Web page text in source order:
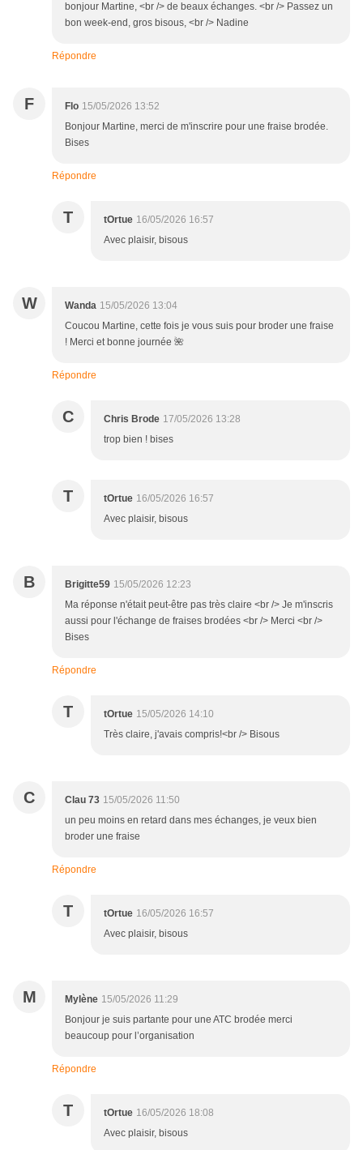
bonjour Martine, <br /> de beaux échanges. <br /> Passez un
bon week-end, gros bisous, <br /> Nadine
Répondre
F Flo 15/05/2026 13:52
Bonjour Martine, merci de m'inscrire pour une fraise brodée.
Bises
Répondre
T tOrtue 16/05/2026 16:57
Avec plaisir, bisous
W Wanda 15/05/2026 13:04
Coucou Martine, cette fois je vous suis pour broder une fraise
! Merci et bonne journée 🌺
Répondre
C Chris Brode 17/05/2026 13:28
trop bien ! bises
T tOrtue 16/05/2026 16:57
Avec plaisir, bisous
B Brigitte59 15/05/2026 12:23
Ma réponse n'était peut-être pas très claire <br /> Je m'inscris
aussi pour l'échange de fraises brodées <br /> Merci <br />
Bises
Répondre
T tOrtue 15/05/2026 14:10
Très claire, j'avais compris!<br /> Bisous
C Clau 73 15/05/2026 11:50
un peu moins en retard dans mes échanges, je veux bien
broder une fraise
Répondre
T tOrtue 16/05/2026 16:57
Avec plaisir, bisous
M Mylène 15/05/2026 11:29
Bonjour je suis partante pour une ATC brodée merci
beaucoup pour l’organisation
Répondre
T tOrtue 16/05/2026 18:08
Avec plaisir, bisous